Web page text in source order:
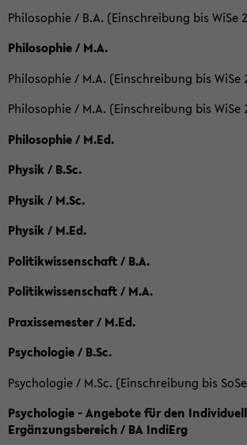
Philosophie / B.A. (Einschreibung bis WiSe
Philosophie / M.A.
Philosophie / M.A. (Einschreibung bis WiSe
Philosophie / M.A. (Einschreibung bis WiSe
Philosophie / M.Ed.
Physik / B.Sc.
Physik / M.Sc.
Physik / M.Ed.
Politikwissenschaft / B.A.
Politikwissenschaft / M.A.
Praxissemester / M.Ed.
Psychologie / B.Sc.
Psychologie / M.Sc. (Einschreibung bis
Psychologie - Angebote für den
Ergänzungsbereich / BA IndiErg